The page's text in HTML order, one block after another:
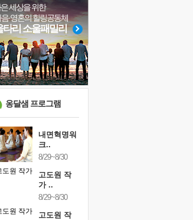
아픈 아버지를 위한 공간 설계
슬럼프
보고 싶은 어머니
유년 시절의 부산 영도 바다
못된 꼰대들
너무 황홀한 꽃들이여!
희망이란
'모른다'는 것
#삶
#나눔
력
#도움
러스
#극복
#친구
#명상
#사람
#링컨학교
세상을 위한
음·영혼의 힐링공동체
타리 소울패밀리
옹달샘 프로그램
내면혁명워
크..
8/29~8/30
고도원 작
가 ..
8/29~8/30
고도원 작